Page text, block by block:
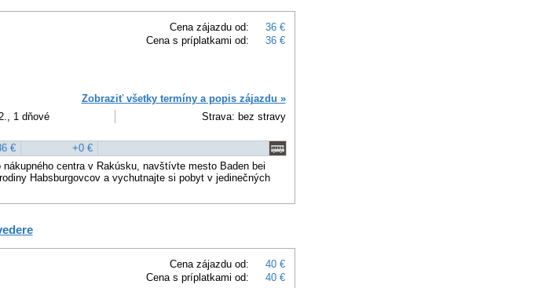
Cena zájazdu od:
36 €
Cena s príplatkami od:
36 €
Zobraziť všetky termíny a popis zájazdu »
1 dňové Strava: bez stravy
€
+0 €
centra v Rakúsku, navštívte mesto Baden bei
Habsburgovcov a vychutnajte si pobyt v jedinečných
Cena zájazdu od:
40 €
Cena s príplatkami od:
40 €